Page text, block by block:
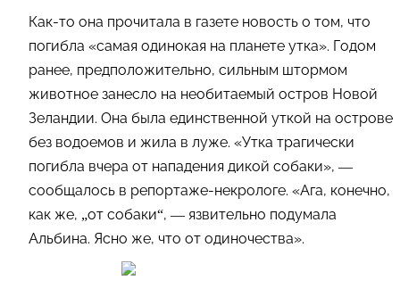
Как-то она прочитала в газете новость о том, что
погибла «самая одинокая на планете утка». Годом
ранее, предположительно, сильным штормом
животное занесло на необитаемый остров Новой
Зеландии. Она была единственной уткой на острове
без водоемов и жила в луже. «Утка трагически
погибла вчера от нападения дикой собаки», —
сообщалось в репортаже-некрологе. «Ага, конечно,
как же, „от собаки“, — язвительно подумала
Альбина. Ясно же, что от одиночества».